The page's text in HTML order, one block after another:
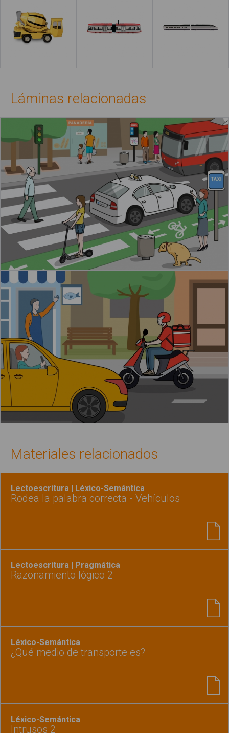
Láminas relacionadas
Materiales relacionados
Lectoescritura | Léxico-Semántica
Rodea la palabra correcta - Vehículos
Lectoescritura | Pragmática
Razonamiento lógico 2
Léxico-Semántica
¿Qué medio de transporte es?
Léxico-Semántica
Intrusos 2